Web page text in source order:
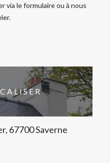
via le formulaire ou à nous
67700 Saverne